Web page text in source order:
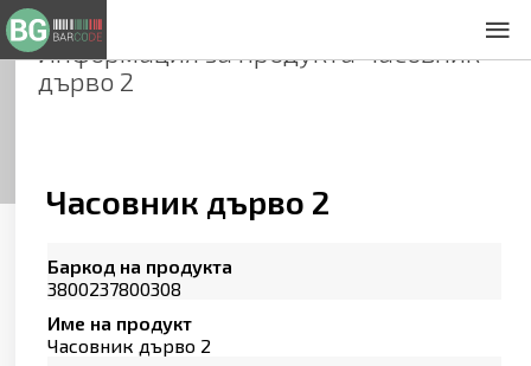
Информация за продуктаЧасовник
дърво 2
Часовник дърво 2
Баркод на продукта
3800237800308
Име на продукт
Часовник дърво 2